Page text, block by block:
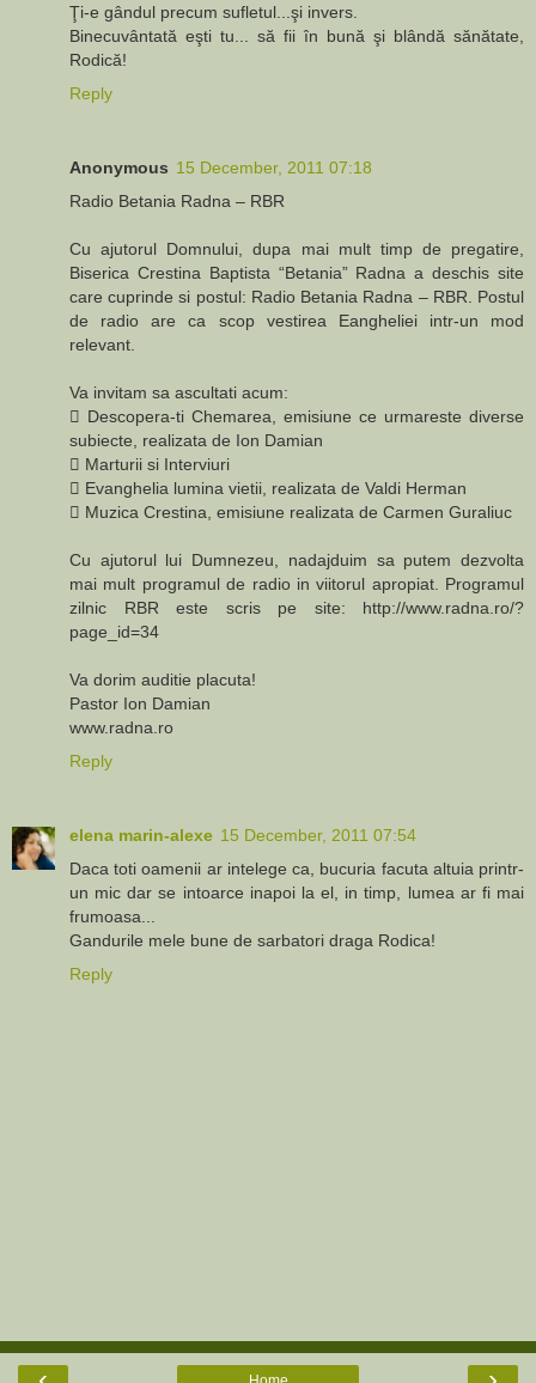
Ţi-e gândul precum sufletul...şi invers.
Binecuvântată eşti tu... să fii în bună şi blândă sănătate,
Rodică!
Reply
Anonymous 15 December, 2011 07:18
Radio Betania Radna – RBR
Cu ajutorul Domnului, dupa mai mult timp de pregatire,
Biserica Crestina Baptista “Betania” Radna a deschis site
care cuprinde si postul: Radio Betania Radna – RBR. Postul
de radio are ca scop vestirea Eangheliei intr-un mod
relevant.
Va invitam sa ascultati acum:
 Descopera-ti Chemarea, emisiune ce urmareste diverse
subiecte, realizata de Ion Damian
 Marturii si Interviuri
 Evanghelia lumina vietii, realizata de Valdi Herman
 Muzica Crestina, emisiune realizata de Carmen Guraliuc
Cu ajutorul lui Dumnezeu, nadajduim sa putem dezvolta
mai mult programul de radio in viitorul apropiat. Programul
zilnic RBR este scris pe site: http://www.radna.ro/?
page_id=34
Va dorim auditie placuta!
Pastor Ion Damian
www.radna.ro
Reply
elena marin-alexe 15 December, 2011 07:54
Daca toti oamenii ar intelege ca, bucuria facuta altuia printr-
un mic dar se intoarce inapoi la el, in timp, lumea ar fi mai
frumoasa...
Gandurile mele bune de sarbatori draga Rodica!
Reply